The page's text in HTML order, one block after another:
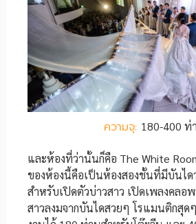
ความจุ: 180-400 ท่
และห้องที่ว่านั้นก็คือ The White
ของห้องนี้คือเป็นห้องสองชั้นที่มีบันได
สำหรับเปิดตัวบ่าวสาว เปิดเพลงคลอ
สาวลงมจากบันไดสวยๆ โรแมนติกสุด